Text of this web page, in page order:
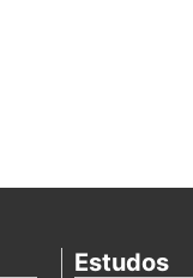
Estudos